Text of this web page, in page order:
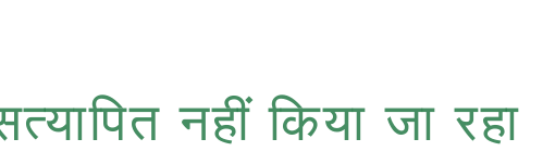
नहीं किया जा रहा